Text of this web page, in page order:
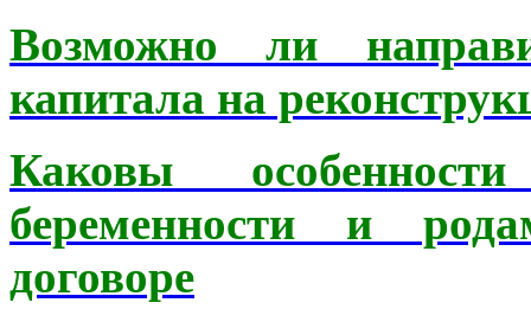
Возможно ли
капитала на
Каковы
беременности и
договоре